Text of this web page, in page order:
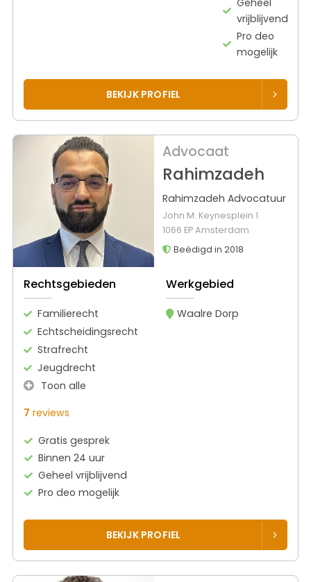
vrijblijvend
Pro deo
mogelijk
BEKIJK PROFIEL
Advocaat
Rahimzadeh
Rahimzadeh Advocatuur
John M. Keynesplein 1
1066 EP Amsterdam
Beëdigd in 2018
Rechtsgebieden
Familierecht
Echtscheidingsrecht
Strafrecht
Jeugdrecht
Toon alle
Werkgebied
Waalre Dorp
7 reviews
Gratis gesprek
Binnen 24 uur
Geheel vrijblijvend
Pro deo mogelijk
BEKIJK PROFIEL